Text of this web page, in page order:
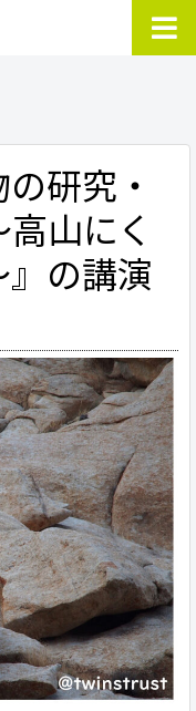
研究・
山にく
の講演